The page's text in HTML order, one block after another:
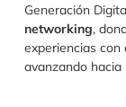
Generación
networking,
experiencias
avanzando hacia